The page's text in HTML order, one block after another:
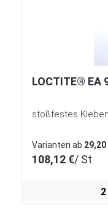
LOCTITE® EA
stoßfestes
Varianten ab
108,12 €/ St